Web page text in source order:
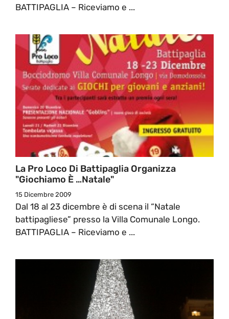
BATTIPAGLIA – Riceviamo e ...
La Pro Loco Di Battipaglia Organizza
"Giochiamo È …Natale"
15 Dicembre 2009
Dal 18 al 23 dicembre è di scena il “Natale
battipagliese” presso la Villa Comunale Longo.
BATTIPAGLIA – Riceviamo e ...